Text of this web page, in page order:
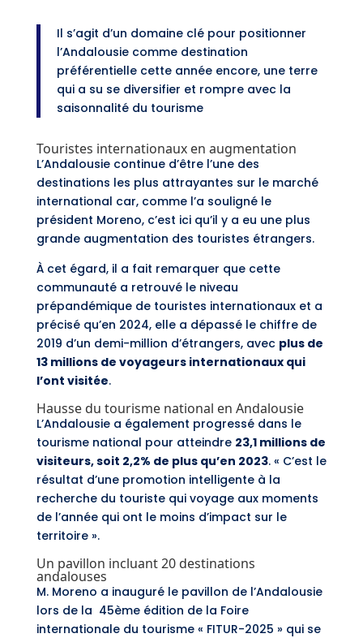
Il s’agit d’un domaine clé pour positionner
l’Andalousie comme destination
préférentielle cette année encore, une terre
qui a su se diversifier et rompre avec la
saisonnalité du tourisme
Touristes internationaux en augmentation
L’Andalousie continue d’être l’une des
destinations les plus attrayantes sur le marché
international car, comme l’a souligné le
président Moreno, c’est ici qu’il y a eu une plus
grande augmentation des touristes étrangers.
À cet égard, il a fait remarquer que cette
communauté a retrouvé le niveau
prépandémique de touristes internationaux et a
précisé qu’en 2024, elle a dépassé le chiffre de
2019 d’un demi-million d’étrangers, avec plus de
13 millions de voyageurs internationaux qui
l’ont visitée.
Hausse du tourisme national en Andalousie
L’Andalousie a également progressé dans le
tourisme national pour atteindre 23,1 millions de
visiteurs, soit 2,2% de plus qu’en 2023. « C’est le
résultat d’une promotion intelligente à la
recherche du touriste qui voyage aux moments
de l’année qui ont le moins d’impact sur le
territoire ».
Un pavillon incluant 20 destinations
andalouses
M. Moreno a inauguré le pavillon de l’Andalousie
lors de la 45ème édition de la Foire
internationale du tourisme « FITUR-2025 » qui se